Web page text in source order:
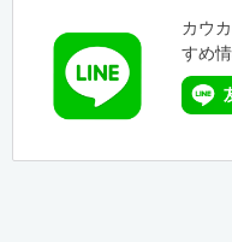
カウ
すめ